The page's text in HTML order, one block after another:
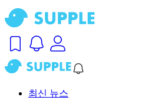
최신 뉴스